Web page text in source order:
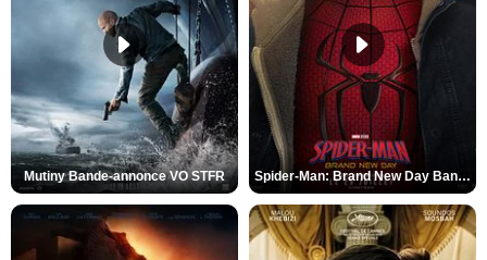
Mutiny Bande-annonce VO STFR Spider-Man: Brand New Day Bande-annonce VO STFR